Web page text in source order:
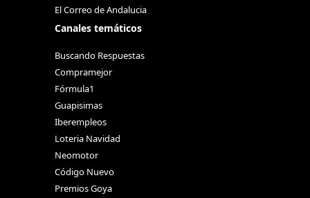
El Correo de Andalucia
Canales temáticos
Buscando Respuestas
Compramejor
Fórmula1
Guapisimas
Iberempleos
Loteria Navidad
Neomotor
Código Nuevo
Premios Goya